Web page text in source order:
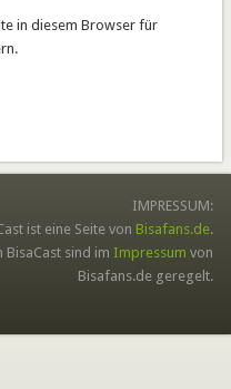
in diesem Browser für
IMPRESSUM:
ist eine Seite von Bisafans.de.
sind im Impressum von
Bisafans.de geregelt.